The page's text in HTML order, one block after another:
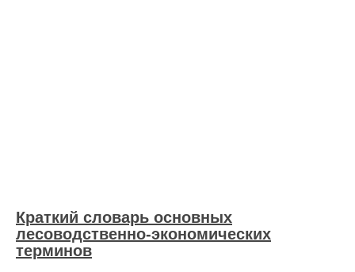
Краткий словарь основных
лесоводственно-экономических
терминов